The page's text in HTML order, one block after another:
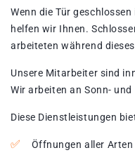
Wenn die Tür
helfen wir Ihnen.
arbeiteten während
Unsere Mitarbeiter sind
Wir arbeiten an Sonn-
Diese Dienstleistungen
Öffnungen aller Arten